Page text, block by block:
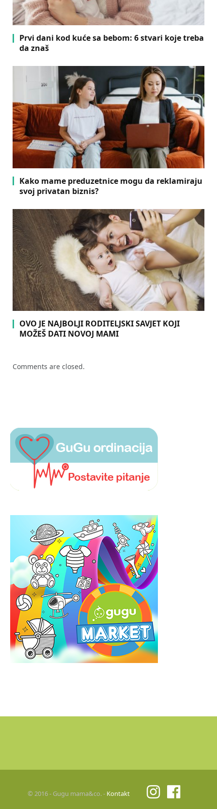
Prvi dani kod kuće sa bebom: 6 stvari koje treba
da znaš
Kako mame preduzetnice mogu da reklamiraju
svoj privatan biznis?
OVO JE NAJBOLJI RODITELJSKI SAVJET KOJI
MOŽEŠ DATI NOVOJ MAMI
Comments are closed.
© 2016 - Gugu mama&co. - Kontakt